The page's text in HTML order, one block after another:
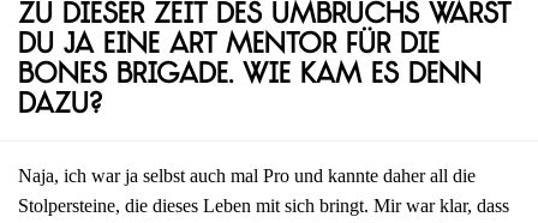
Zu dieser Zeit des Umbruchs warst
du ja eine Art Mentor für die
Bones Brigade. Wie kam es denn
dazu?
Naja, ich war ja selbst auch mal Pro und kannte daher all die
Stolpersteine, die dieses Leben mit sich bringt. Mir war klar, dass